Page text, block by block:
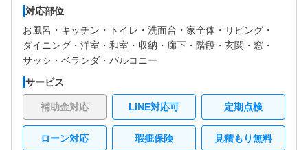
対応部位
お風呂・ キッチン・ トイレ・ 洗面台・ 家全体・ リビング・
ダイニング・ 洋室・ 和室・ 収納・ 廊下・ 階段・ 玄関・ 窓・
サッシ・ ベランダ・バルコニー
サービス
補助金対応 LINE対応可 定期点検
ローン対応 瑕疵保険 見積もり無料